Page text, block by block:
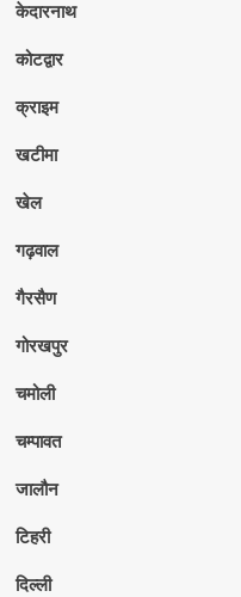
केदारनाथ
कोटद्वार
क्राइम
खटीमा
खेल
गढ़वाल
गैरसैण
गोरखपुर
चमोली
चम्पावत
जालौन
टिहरी
दिल्ली